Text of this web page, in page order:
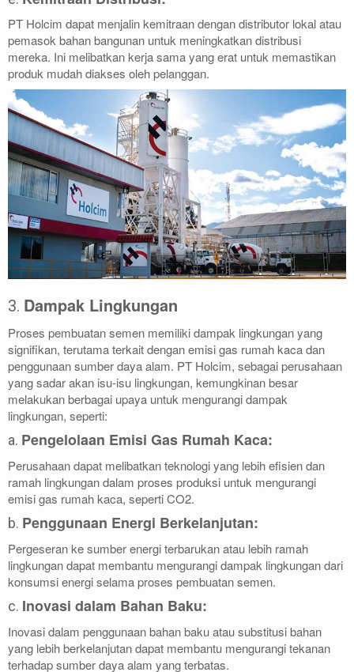
PT Holcim dapat menjalin kemitraan dengan distributor lokal atau
pemasok bahan bangunan untuk meningkatkan distribusi
mereka. Ini melibatkan kerja sama yang erat untuk memastikan
produk mudah diakses oleh pelanggan.
3. Dampak Lingkungan
Proses pembuatan semen memiliki dampak lingkungan yang
signifikan, terutama terkait dengan emisi gas rumah kaca dan
penggunaan sumber daya alam. PT Holcim, sebagai perusahaan
yang sadar akan isu-isu lingkungan, kemungkinan besar
melakukan berbagai upaya untuk mengurangi dampak
lingkungan, seperti:
a. Pengelolaan Emisi Gas Rumah Kaca:
Perusahaan dapat melibatkan teknologi yang lebih efisien dan
ramah lingkungan dalam proses produksi untuk mengurangi
emisi gas rumah kaca, seperti CO2.
b. Penggunaan Energi Berkelanjutan:
Pergeseran ke sumber energi terbarukan atau lebih ramah
lingkungan dapat membantu mengurangi dampak lingkungan dari
konsumsi energi selama proses pembuatan semen.
c. Inovasi dalam Bahan Baku:
Inovasi dalam penggunaan bahan baku atau substitusi bahan
yang lebih berkelanjutan dapat membantu mengurangi tekanan
terhadap sumber daya alam yang terbatas.